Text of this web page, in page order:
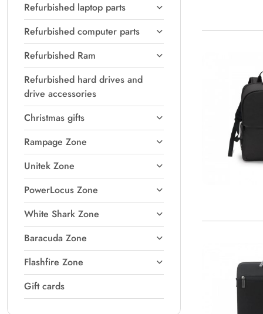
Refurbished laptop parts
Refurbished computer parts
Refurbished Ram
Refurbished hard drives and
drive accessories
Christmas gifts
Rampage Zone
Unitek Zone
PowerLocus Zone
White Shark Zone
Baracuda Zone
Flashfire Zone
Gift cards